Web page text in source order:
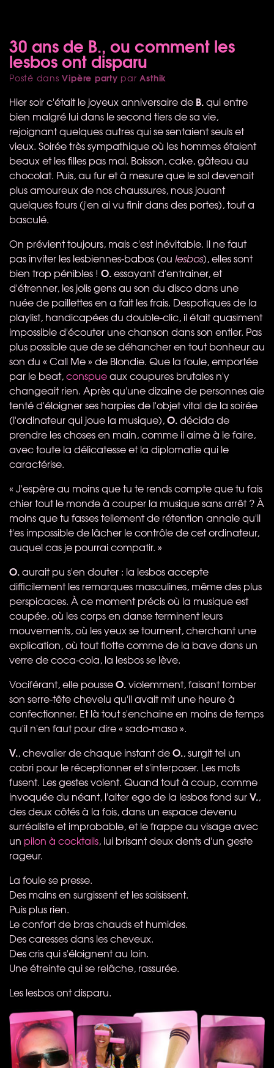
30 ans de B., ou comment les
lesbos ont disparu
Posté dansVipère party parAsthik
Hier soir c'était le joyeux anniversaire de B.qui entre
bien malgré lui dans le second tiers de sa vie,
rejoignant quelques autres qui se sentaient seuls et
vieux. Soirée très sympathique où les hommes étaient
beaux et les filles pas mal. Boisson, cake, gâteau au
chocolat. Puis, au fur et à mesure que le sol devenait
plus amoureux de nos chaussures, nous jouant
quelques tours (j'en ai vu finir dans des portes), tout a
basculé.
On prévient toujours, mais c'est inévitable. Il ne faut
pas inviter les lesbiennes-babos (ou lesbos), elles sont
bien trop pénibles ! O.essayant d'entrainer, et
d'étrenner, les jolis gens au son du disco dans une
nuée de paillettes en a fait les frais. Despotiques de la
playlist, handicapées du double-clic, il était quasiment
impossible d'écouter une chanson dans son entier. Pas
plus possible que de se déhancher en tout bonheur au
son du « Call Me » de Blondie. Que la foule, emportée
par le beat,conspueaux coupures brutales n'y
changeait rien. Après qu'une dizaine de personnes aie
tenté d'éloigner ses harpies de l'objet vital de la soirée
(l'ordinateur qui joue la musique),O.décida de
prendre les choses en main, comme il aime à le faire,
avec toute la délicatesse et la diplomatie qui le
caractérise.
« J'espère au moins que tu te rends compte que tu fais
chier tout le monde à couper la musique sans arrêt ? À
moins que tu fasses tellement de rétention annale qu'il
t'es impossible de lâcher le contrôle de cet ordinateur,
auquel cas je pourrai compatir. »
O.aurait pu s'en douter : la lesbos accepte
difficilement les remarques masculines, même des plus
perspicaces. À ce moment précis où la musique est
coupée, où les corps en danse terminent leurs
mouvements, où les yeux se tournent, cherchant une
explication, où tout flotte comme de la bave dans un
verre de coca-cola, la lesbos se lève.
Vociférant, elle pousseO.violemment, faisant tomber
son serre-tête chevelu qu'il avait mit une heure à
confectionner. Et là tout s'enchaine en moins de temps
qu'il n'en faut pour dire « sado-maso ».
V., chevalier de chaque instant deO., surgit tel un
cabri pour le réceptionner et s'interposer. Les mots
fusent. Les gestes volent. Quand tout à coup, comme
invoquée du néant, l'alter ego de la lesbos fond surV.,
des deux côtés à la fois, dans un espace devenu
surréaliste et improbable, et le frappe au visage avec
un pilon à cocktails, lui brisant deux dents d'un geste
rageur.
La foule se presse.
Des mains en surgissent et les saisissent.
Puis plus rien.
Le confort de bras chauds et humides.
Des caresses dans les cheveux.
Des cris qui s'éloignent au loin.
Une étreinte qui se relâche, rassurée.
Les lesbos ont disparu.